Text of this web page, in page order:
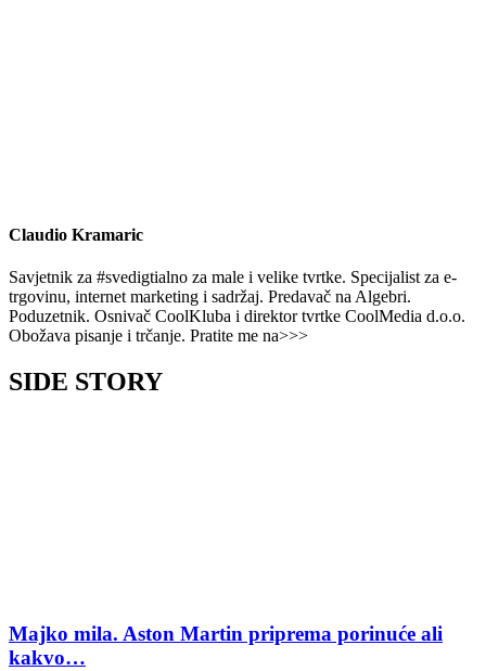
Claudio Kramaric
Savjetnik za #svedigtialno za male i velike tvrtke. Specijalist za e-
trgovinu, internet marketing i sadržaj. Predavač na Algebri.
Poduzetnik. Osnivač CoolKluba i direktor tvrtke CoolMedia d.o.o.
Obožava pisanje i trčanje. Pratite me na>>>
SIDE STORY
Majko mila. Aston Martin priprema porinuće ali
kakvo…